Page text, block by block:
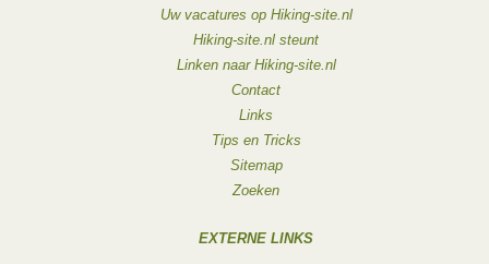
Uw vacatures op Hiking-site.nl
Hiking-site.nl steunt
Linken naar Hiking-site.nl
Contact
Links
Tips en Tricks
Sitemap
Zoeken
EXTERNE LINKS